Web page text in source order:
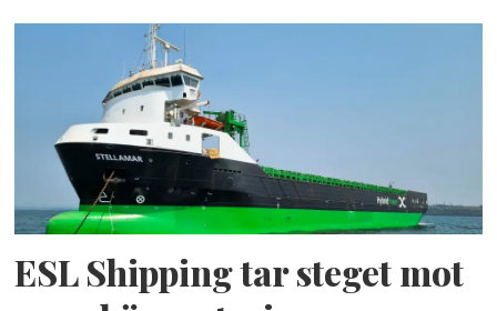
ESL Shipping tar steget mot